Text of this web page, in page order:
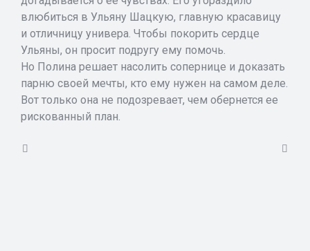
влюбиться в Ульяну Шацкую, главную красавицу
и отличницу универа. Чтобы покорить сердце
Ульяны, он просит подругу ему помочь.
Но Полина решает насолить сопернице и доказать
парню своей мечты, кто ему нужен на самом деле.
Вот только она не подозревает, чем обернется ее
рискованный план.